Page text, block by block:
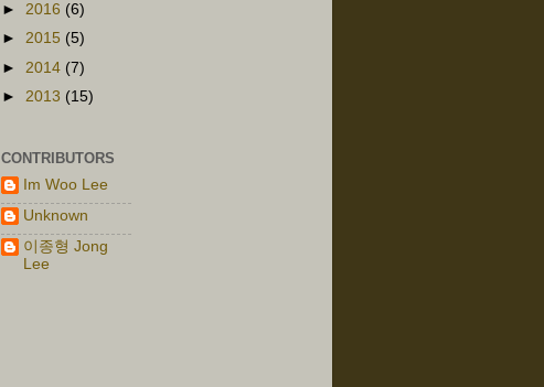
► 2016 (6)
► 2015 (5)
► 2014 (7)
► 2013 (15)
CONTRIBUTORS
Im Woo Lee
Unknown
이종형 Jong
Lee